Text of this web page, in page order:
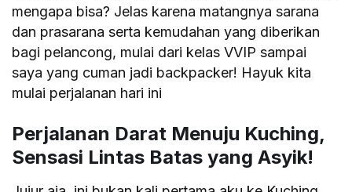
mengapa bisa? Jelas karena matangnya sarana
dan prasarana serta kemudahan yang diberikan
bagi pelancong, mulai dari kelas VVIP sampai
saya yang cuman jadi backpacker! Hayuk kita
mulai perjalanan hari ini
Perjalanan Darat Menuju Kuching,
Sensasi Lintas Batas yang Asyik!